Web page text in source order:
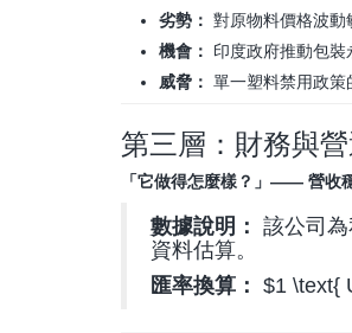
劣勢： 對原物料價格波動
機會：
印度政府推動包裝
威脅： 單一塑料禁用政策
第三層：財務與
「它做得怎麼樣？」—— 營收
數據說明： 該公司
資料估算。
匯率換算： $1 \text{